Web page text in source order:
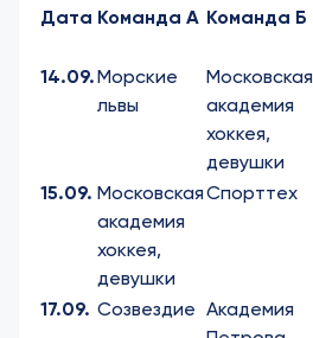
Дата Команда А Команда Б
14.09.Морские
львы
Московская
академия
хоккея,
девушки
15.09. Московская
академия
хоккея,
девушки
Спорттех
17.09. Созвездие Академия